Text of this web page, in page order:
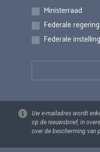
Inschrijvingen
Ministerraad
Federale
Federale
Uw e-mailadres wordt
op de nieuwsbrief, in
over de bescherming van